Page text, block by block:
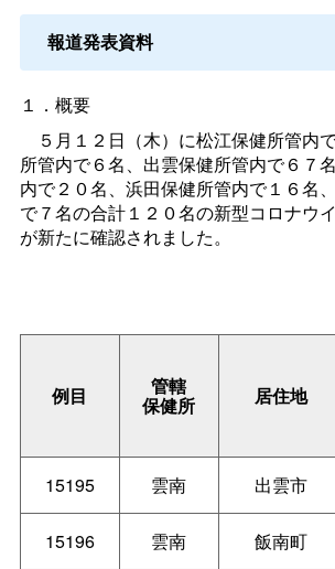
報道発表資料
１．概要
５月１２日（木）に松江保健所管内
所管内で６名、出雲保健所管内で６７
内で２０名、浜田保健所管内で１６名
で７名の合計１２０名の新型コロナウ
が新たに確認されました。
例目 管轄
保健所 居住地
15195 雲南 出雲市
15196 雲南 飯南町